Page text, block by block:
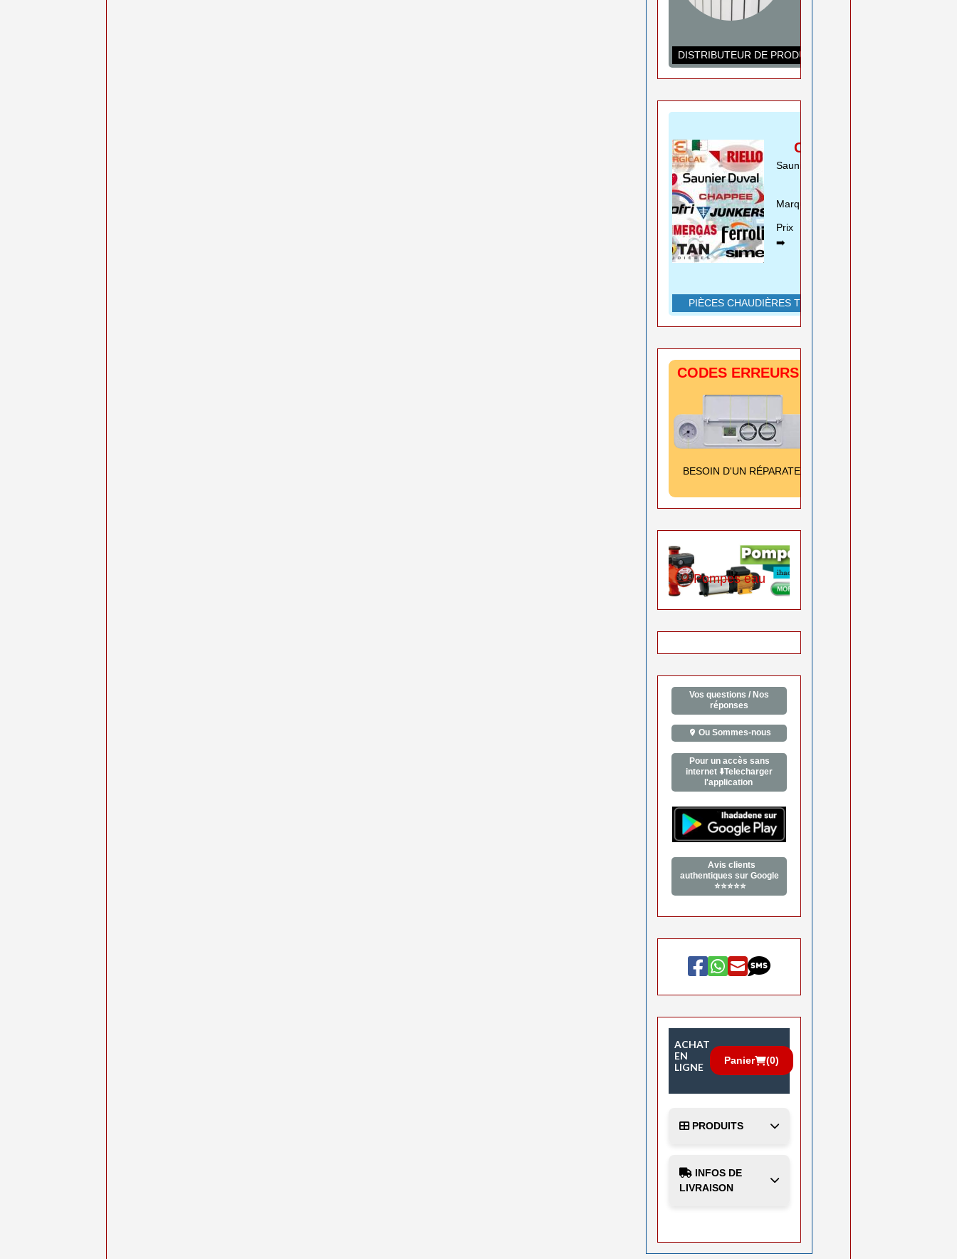
DISTRIBUTEUR DE PRODUITS DE CHAUFFAGE
CHAUDIÈRES
Saunier Duval Riello Beretta
Marques➡️
Prix
➡️
PIÈCES CHAUDIÈRES TOUTES MARQUES
CODES ERREURS CHAUDIÈRES
BESOIN D'UN RÉPARATEUR
Produits sika
Vos questions / Nos
réponses
Ou Sommes-nous
Pour un accès sans
internet ⬇️Telecharger
l'application
Avis clients
authentiques sur Google
⭐⭐⭐⭐⭐
ACHAT
EN
LIGNE
Panier (0)
PRODUITS
INFOS DE
LIVRAISON